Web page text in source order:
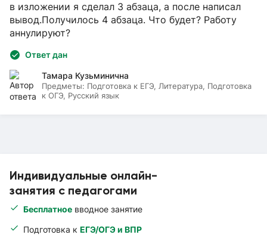
Индивидуальные онлайн-
занятия с педагогами
Бесплатное вводное занятие
Подготовка к ЕГЭ/ОГЭ и ВПР
в изложении я сделал 3 абзаца, а после написал
вывод.Получилось 4 абзаца. Что будет? Работу
аннулируют?
Ответ дан
Тамара Кузьминична
Предметы: Подготовка к ЕГЭ, Литература, Подготовка
к ОГЭ, Русский язык